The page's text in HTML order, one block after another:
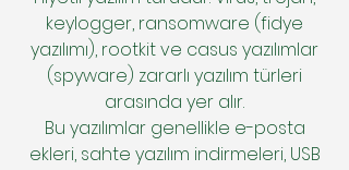
keylogger, ransomware (fidye
yazılımı), rootkit ve casus yazılımlar
(spyware) zararlı yazılım türleri
arasında yer alır.
Bu yazılımlar genellikle e-posta
ekleri, sahte yazılım indirmeleri, USB